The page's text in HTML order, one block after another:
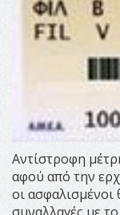
Αντίστροφη
αφού από την
οι ασφαλισμένοι